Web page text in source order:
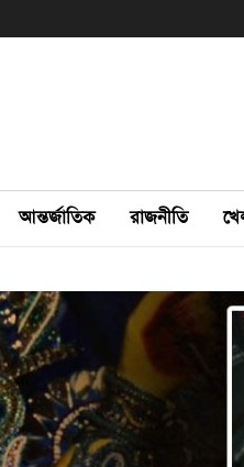
আন্তর্জাতিক রাজনীতি